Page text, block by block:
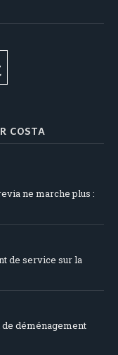
COSTA
ne marche plus :
de service sur la
déménagement